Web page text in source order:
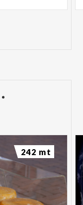
242 mt